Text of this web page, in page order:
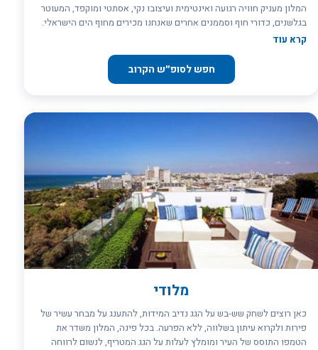
המלון מעניק חוויה רגועה ואינטימית ועיצובו נקי, אסתטי ומוקפד, המעוטר
בגלשנים, כדורי חוף וסממנים אחרים שאנחנו מכירים מחוף הים הישראלי.
בגלל מיקומו הנוח, המלון מתמחה באירוח תיירים ואנשי עסקים מהארץ
לכניסה למתחם נמל תל אביב שוקק החיים, מכיל 43 חדרים, אשר חלקם
מכילים מרפסות הצופות אל נופי הנמל והים. כל אחד מהחדרים מצויד
מתאבנים וחטיפים, שמסייעים לכם להחזיק מעמד, עד לארוחת הערב
במסעדות שבמתחם הנמל הישן. במלון ים, כמו בשאר מלונות רשת
המלונות אטלס, האווירה חמה ושירותית והשהייה במלון הממוקם בקרבת
הנמל, מאפשרת לאורחים השוהים בו לשלב בילוי וקניות, גם אם מטרתם
ביקורם המוצהרת הינה עסקים. מה יש לראות בסביבה? - טיולי אופניים -
במלון שירות חינמי להשכרת אופניים. - מתחם נמל תל אביב הישן -
מסעדות, מקומות בילוי, שוק הנמל ועוד.
קרא עוד
חפש לסופ״ש הקרוב
מלודי
כאן רוצים לשחק שש-בש על הגג נדיב המידות, להתענג על מבחר עשיר של
פירות ולקרוא עיתון בשלווה, ללא הפרעה. בכל פינה, המלון משדר את
הטמפו התוסס של העיר ומומלץ לעלות על הגג המטריף, לנשום לרווחה